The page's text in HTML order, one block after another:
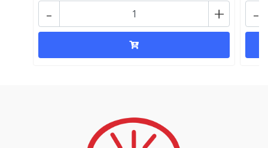
+
- -